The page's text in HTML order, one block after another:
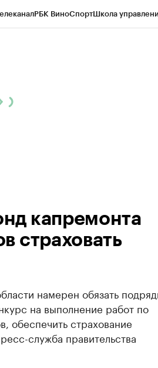
РБК ВиноСпортШкола
капремонта
страховать
намерен обязать
на выполнение работ по
обеспечить страхование
служба правительства